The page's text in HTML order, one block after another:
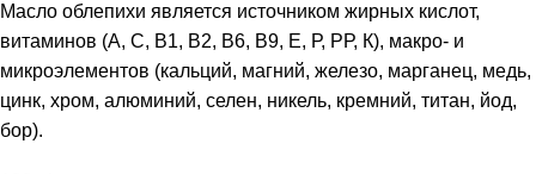
Масло облепихи является источником жирных кислот,
витаминов (А, С, В1, В2, В6, В9, Е, Р, РР, К), макро- и
микроэлементов (кальций, магний, железо, марганец, медь,
цинк, хром, алюминий, селен, никель, кремний, титан, йод,
бор).